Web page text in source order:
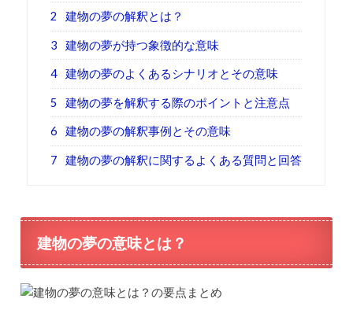
2 建物の夢の解釈とは？
3 建物の夢が持つ象徴的な意味
4 建物の夢のよくあるシナリオとその意味
5 建物の夢を解釈する際のポイントと注意点
6 建物の夢の解釈事例とその意味
7 建物の夢の解釈に関するよくある質問と回答
建物の夢の意味とは？